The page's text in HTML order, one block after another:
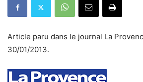
Article paru dans le journal La
30/01/2013.